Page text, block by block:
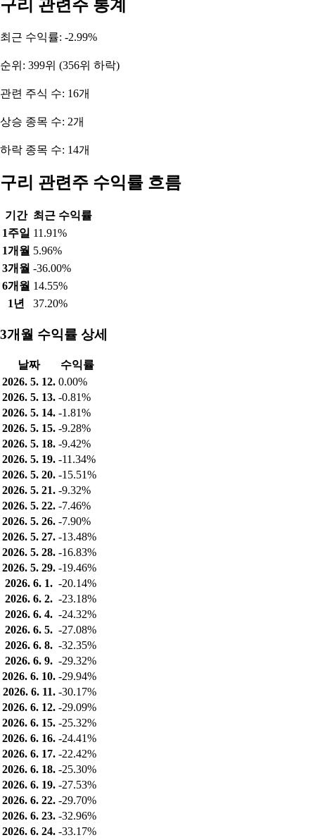
구리 관련주 통계
최근 수익률: -2.99%
순위: 399위 (356위 하락)
관련 주식 수: 16개
상승 종목 수: 2개
하락 종목 수: 14개
구리 관련주 수익률 흐름
기간 최근 수익률
1주일 11.91%
1개월 5.96%
3개월 -36.00%
6개월 14.55%
1년
37.20%
3개월 수익률 상세
날짜
수익률
2026. 5. 12. 0.00%
2026. 5. 13. -0.81%
2026. 5. 14. -1.81%
2026. 5. 15. -9.28%
2026. 5. 18. -9.42%
2026. 5. 19. -11.34%
2026. 5. 20. -15.51%
2026. 5. 21. -9.32%
2026. 5. 22. -7.46%
2026. 5. 26. -7.90%
2026. 5. 27. -13.48%
2026. 5. 28. -16.83%
2026. 5. 29. -19.46%
2026. 6. 1. -20.14%
2026. 6. 2. -23.18%
2026. 6. 4. -24.32%
2026. 6. 5. -27.08%
2026. 6. 8. -32.35%
2026. 6. 9. -29.32%
2026. 6. 10. -29.94%
2026. 6. 11. -30.17%
2026. 6. 12. -29.09%
2026. 6. 15. -25.32%
2026. 6. 16. -24.41%
2026. 6. 17. -22.42%
2026. 6. 18. -25.30%
2026. 6. 19. -27.53%
2026. 6. 22. -29.70%
2026. 6. 23. -32.96%
2026. 6. 24. -33.17%